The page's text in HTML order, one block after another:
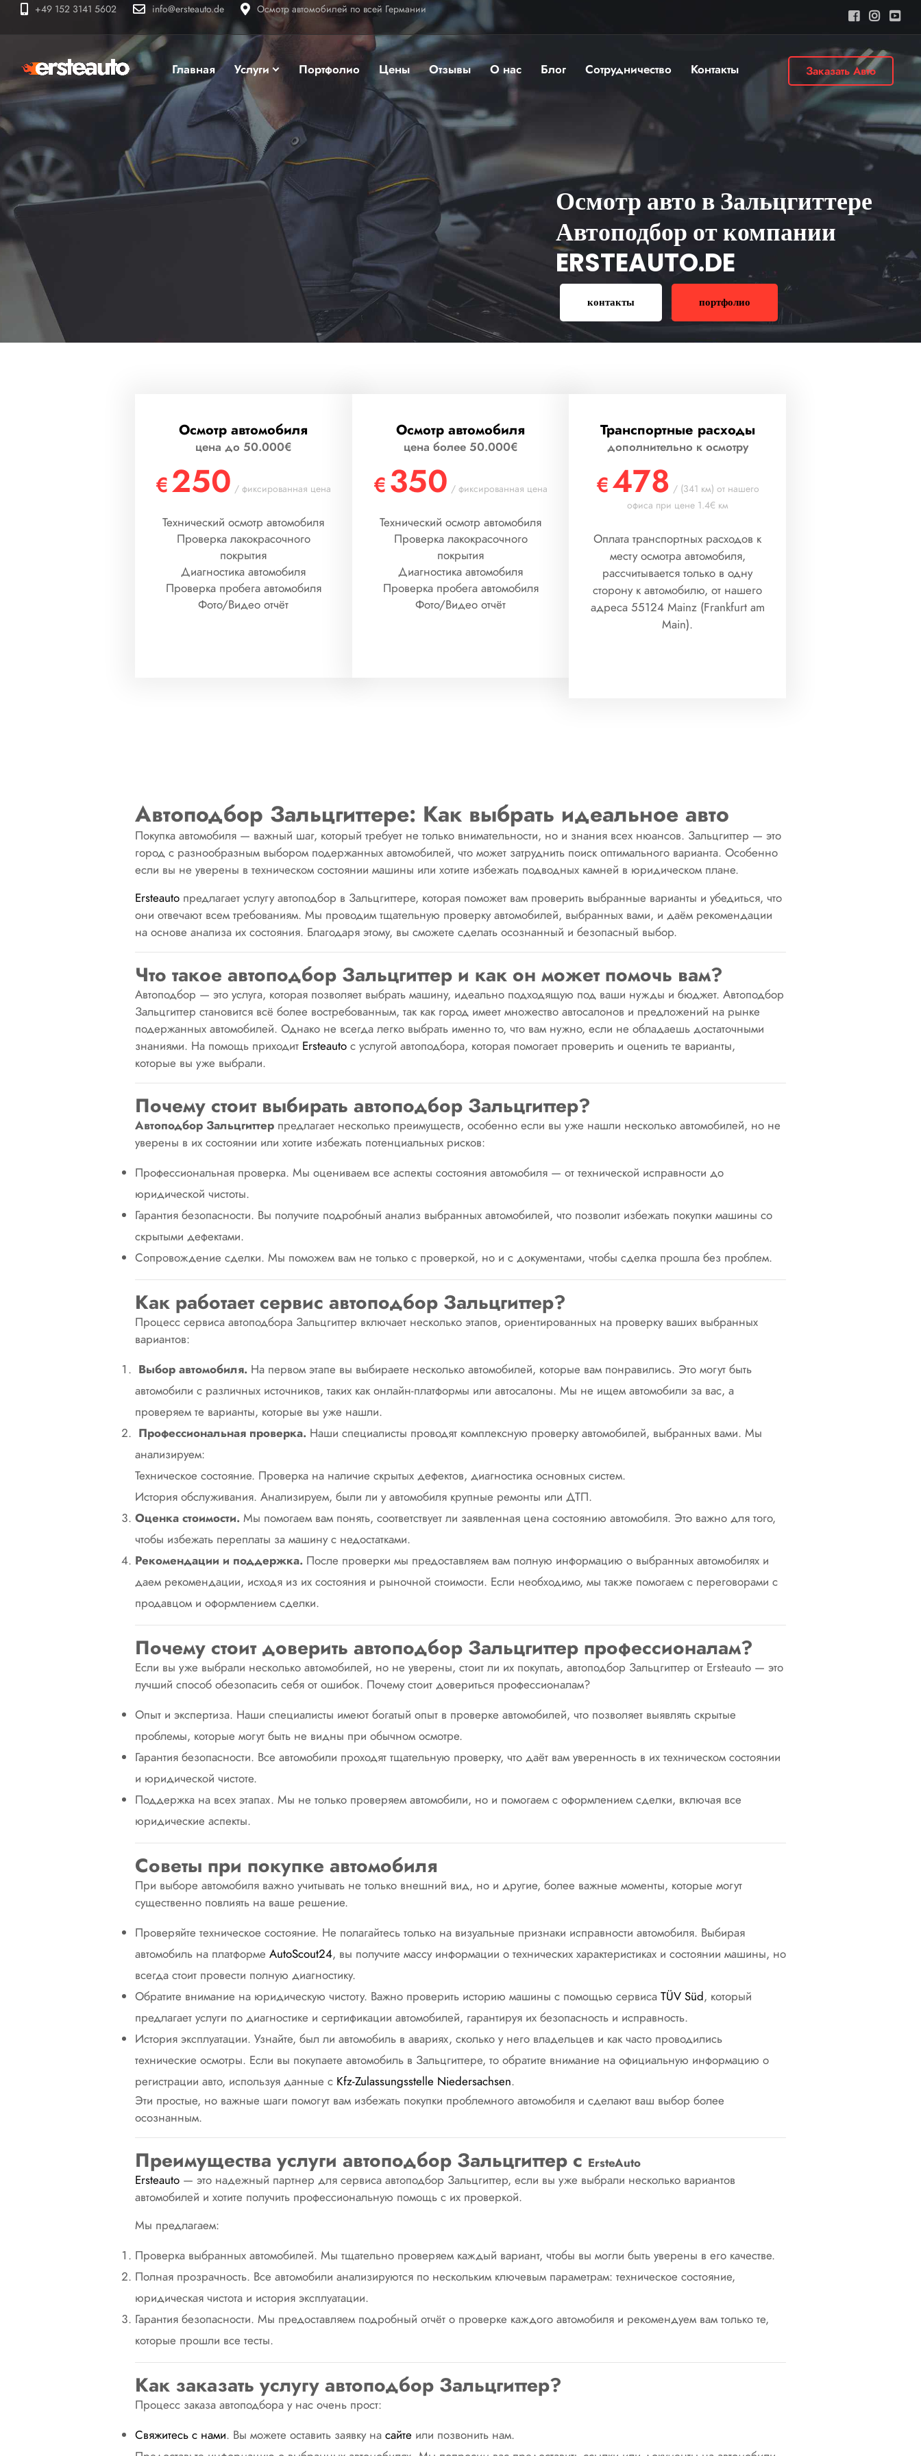
+49 152 3141 5602 info@ersteauto.de Осмотр автомобилей по всей Германии
Главная Услуги Портфолио Цены Отзывы О нас Блог Сотрудничество Контакты Заказать Авто
Осмотр авто в Зальцгиттере
Автоподбор от компании
ERSTEAUTO.DE
контакты портфолио
Осмотр автомобиля
цена до 50.000€
€250 / фиксированная цена
Технический осмотр автомобиля
Проверка лакокрасочного
покрытия
Диагностика автомобиля
Проверка пробега автомобиля
Фото/Видео отчёт
Осмотр автомобиля
цена более 50.000€
€350 / фиксированная цена
Технический осмотр автомобиля
Проверка лакокрасочного
покрытия
Диагностика автомобиля
Проверка пробега автомобиля
Фото/Видео отчёт
Транспортные расходы
дополнительно к осмотру
€478 / (341 км) от нашего
офиса при цене 1.4€ км
Оплата транспортных расходов к
месту осмотра автомобиля,
рассчитывается только в одну
сторону к автомобилю, от нашего
адреса 55124 Mainz (Frankfurt am
Main).
Автоподбор Зальцгиттере: Как выбрать идеальное авто
Покупка автомобиля — важный шаг, который требует не только внимательности, но и знания всех нюансов. Зальцгиттер — это
город с разнообразным выбором подержанных автомобилей, что может затруднить поиск оптимального варианта. Особенно
если вы не уверены в техническом состоянии машины или хотите избежать подводных камней в юридическом плане.
Ersteauto предлагает услугу автоподбор в Зальцгиттере, которая поможет вам проверить выбранные варианты и убедиться, что
они отвечают всем требованиям. Мы проводим тщательную проверку автомобилей, выбранных вами, и даём рекомендации
на основе анализа их состояния. Благодаря этому, вы сможете сделать осознанный и безопасный выбор.
Что такое автоподбор Зальцгиттер и как он может помочь вам?
Автоподбор — это услуга, которая позволяет выбрать машину, идеально подходящую под ваши нужды и бюджет. Автоподбор
Зальцгиттер становится всё более востребованным, так как город имеет множество автосалонов и предложений на рынке
подержанных автомобилей. Однако не всегда легко выбрать именно то, что вам нужно, если не обладаешь достаточными
знаниями. На помощь приходит Ersteаuto с услугой автоподбора, которая помогает проверить и оценить те варианты,
которые вы уже выбрали.
Почему стоит выбирать автоподбор Зальцгиттер?
Автоподбор Зальцгиттер предлагает несколько преимуществ, особенно если вы уже нашли несколько автомобилей, но не
уверены в их состоянии или хотите избежать потенциальных рисков:
Профессиональная проверка. Мы оцениваем все аспекты состояния автомобиля — от технической исправности до
юридической чистоты.
Гарантия безопасности. Вы получите подробный анализ выбранных автомобилей, что позволит избежать покупки машины со
скрытыми дефектами.
Сопровождение сделки. Мы поможем вам не только с проверкой, но и с документами, чтобы сделка прошла без проблем.
Как работает сервис автоподбор Зальцгиттер?
Процесс сервиса автоподбора Зальцгиттер включает несколько этапов, ориентированных на проверку ваших выбранных
вариантов:
Выбор автомобиля. На первом этапе вы выбираете несколько автомобилей, которые вам понравились. Это могут быть
автомобили с различных источников, таких как онлайн-платформы или автосалоны. Мы не ищем автомобили за вас, а
проверяем те варианты, которые вы уже нашли.
Профессиональная проверка. Наши специалисты проводят комплексную проверку автомобилей, выбранных вами. Мы
анализируем:
Техническое состояние. Проверка на наличие скрытых дефектов, диагностика основных систем.
История обслуживания. Анализируем, были ли у автомобиля крупные ремонты или ДТП.
Оценка стоимости. Мы помогаем вам понять, соответствует ли заявленная цена состоянию автомобиля. Это важно для того,
чтобы избежать переплаты за машину с недостатками.
Рекомендации и поддержка. После проверки мы предоставляем вам полную информацию о выбранных автомобилях и
даем рекомендации, исходя из их состояния и рыночной стоимости. Если необходимо, мы также помогаем с переговорами с
продавцом и оформлением сделки.
Почему стоит доверить автоподбор Зальцгиттер профессионалам?
Если вы уже выбрали несколько автомобилей, но не уверены, стоит ли их покупать, автоподбор Зальцгиттер от Ersteаuto — это
лучший способ обезопасить себя от ошибок. Почему стоит довериться профессионалам?
Опыт и экспертиза. Наши специалисты имеют богатый опыт в проверке автомобилей, что позволяет выявлять скрытые
проблемы, которые могут быть не видны при обычном осмотре.
Гарантия безопасности. Все автомобили проходят тщательную проверку, что даёт вам уверенность в их техническом состоянии
и юридической чистоте.
Поддержка на всех этапах. Мы не только проверяем автомобили, но и помогаем с оформлением сделки, включая все
юридические аспекты.
Советы при покупке автомобиля
При выборе автомобиля важно учитывать не только внешний вид, но и другие, более важные моменты, которые могут
существенно повлиять на ваше решение.
Проверяйте техническое состояние. Не полагайтесь только на визуальные признаки исправности автомобиля. Выбирая
автомобиль на платформе AutoScout24, вы получите массу информации о технических характеристиках и состоянии машины, но
всегда стоит провести полную диагностику.
Обратите внимание на юридическую чистоту. Важно проверить историю машины с помощью сервиса TÜV Süd, который
предлагает услуги по диагностике и сертификации автомобилей, гарантируя их безопасность и исправность.
История эксплуатации. Узнайте, был ли автомобиль в авариях, сколько у него владельцев и как часто проводились
технические осмотры. Если вы покупаете автомобиль в Зальцгиттере, то обратите внимание на официальную информацию о
регистрации авто, используя данные с Kfz-Zulassungsstelle Niedersachsen.
Эти простые, но важные шаги помогут вам избежать покупки проблемного автомобиля и сделают ваш выбор более
осознанным.
Преимущества услуги автоподбор Зальцгиттер с ErsteAuto
Ersteаuto — это надежный партнер для сервиса автоподбор Зальцгиттер, если вы уже выбрали несколько вариантов
автомобилей и хотите получить профессиональную помощь с их проверкой.
Мы предлагаем:
Проверка выбранных автомобилей. Мы тщательно проверяем каждый вариант, чтобы вы могли быть уверены в его качестве.
Полная прозрачность. Все автомобили анализируются по нескольким ключевым параметрам: техническое состояние,
юридическая чистота и история эксплуатации.
Гарантия безопасности. Мы предоставляем подробный отчёт о проверке каждого автомобиля и рекомендуем вам только те,
которые прошли все тесты.
Как заказать услугу автоподбор Зальцгиттер?
Процесс заказа автоподбора у нас очень прост:
Свяжитесь с нами. Вы можете оставить заявку на сайте или позвонить нам.